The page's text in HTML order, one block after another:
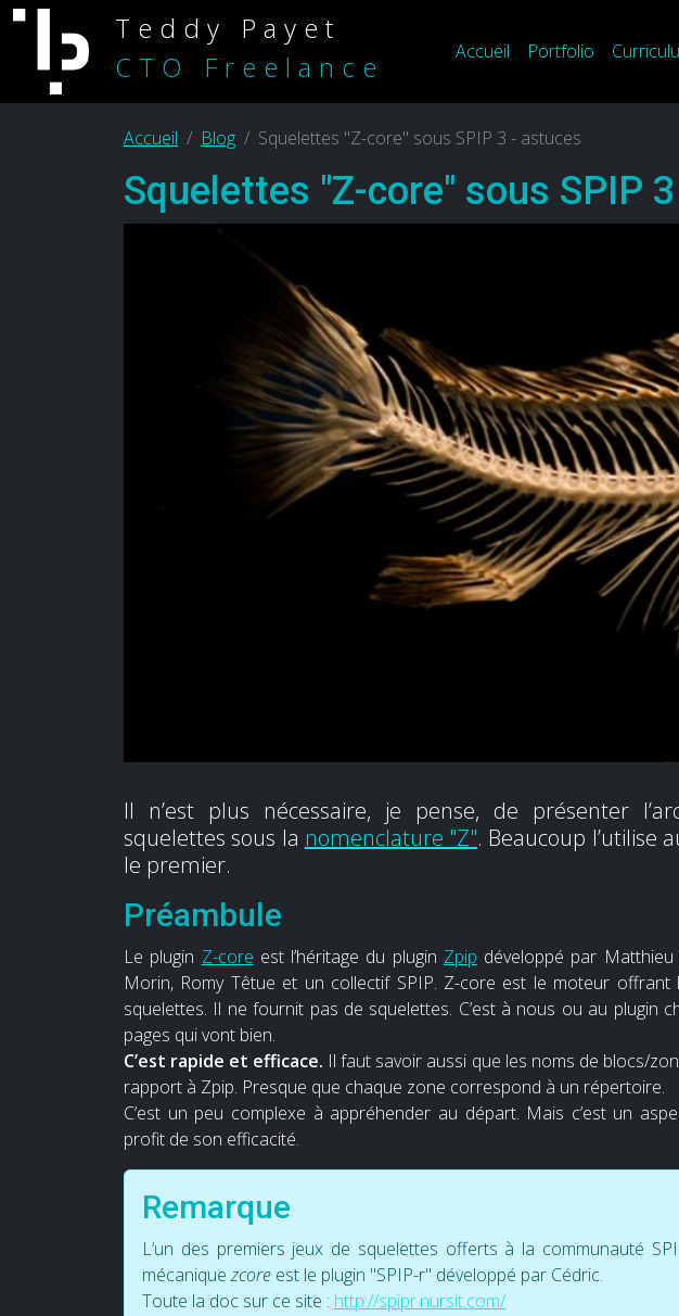
Teddy Payet
CTO Freelance
Accueil Portfolio
Accueil Blog Squelettes "Z-core" sous SPIP 3 - astuces
Squelettes "Z-core" sous SPIP
Il n’est plus nécessaire, je pense, de présenter
squelettes sous la nomenclature "Z". Beaucoup l’utilise
le premier.
Préambule
Le plugin Z-core est l’héritage du plugin Zpip développé par Matthieu
Morin, Romy Têtue et un collectif SPIP. Z-core est le moteur offrant
squelettes. Il ne fournit pas de squelettes. C’est à nous ou au plugin
pages qui vont bien.
C’est rapide et efficace. Il faut savoir aussi que les noms de blocs/
rapport à Zpip. Presque que chaque zone correspond à un répertoire.
C’est un peu complexe à appréhender au départ. Mais c’est un
profit de son efficacité.
Remarque
L’un des premiers jeux de squelettes offerts à la communauté
mécaniquezcore est le plugin "SPIP-r" développé par Cédric.
Toute la doc sur ce site : http://spipr.nursit.com/